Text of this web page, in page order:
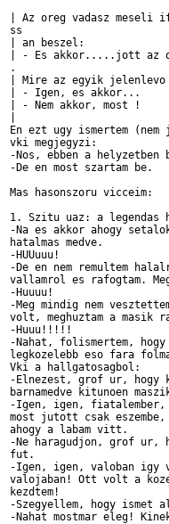
| Az oreg vadasz
ss
| an beszel:
| - Es akkor.....jott az
.
| Mire az egyik
| - Igen, es akkor...
| - Nem akkor, most !
En ezt ugy ismertem
vki megjegyzi:
-Nos, ebben a
-De en most szartam be.
Mas hasonszoru vicceim:
1. Szitu uaz: a legendas
-Na es akkor ahogy
hatalmas medve.
-HUUuuu!
-De en nem remultem
vallamrol es rafogtam.
-Huuuu!
-Meg mindig nem
volt, meghuztam a masik
-Huuu!!!!!
-Nahat, folismertem,
legkozelebb eso fara
Vki a hallgatosagbol:
-Elnezest, grof ur, hogy
barnamedve kitunoen
-Igen, igen, fiatalember,
most jutott csak
ahogy a labam vitt.
-Ne haragudjon, grof ur,
fut.
-Igen, igen, valoban igy
valojaban! Ott volt a
kezdtem!
-Szegyellem, hogy ismet
-Nahat mostmar eleg!